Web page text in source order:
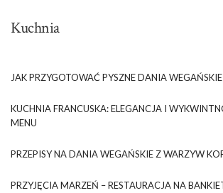
Kuchnia
JAK PRZYGOTOWAĆ PYSZNE DANIA
KUCHNIA FRANCUSKA: ELEGANCJA I
MENU
PRZEPISY NA DANIA WEGAŃSKIE Z WARZYW
PRZYJĘCIA MARZEŃ – RESTAURACJA NA